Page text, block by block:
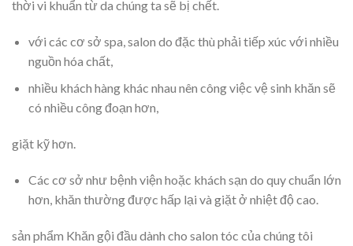
thời vi khuẩn từ da chúng ta sẽ bị chết.
với các cơ sở spa, salon do đặc thù phải tiếp xúc với nhiều
nguồn hóa chất,
nhiều khách hàng khác nhau nên công việc vệ sinh khăn sẽ
có nhiều công đoạn hơn,
giặt kỹ hơn.
Các cơ sở như bệnh viện hoặc khách sạn do quy chuẩn lớn
hơn, khăn thường được hấp lại và giặt ở nhiệt độ cao.
sản phẩm Khăn gội đầu dành cho salon tóc của chúng tôi